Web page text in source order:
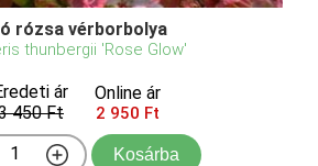
rózsa vérborbolya
thunbergii 'Rose Glow'
ár
450 Ft
Online ár
2 950 Ft
Kosárba